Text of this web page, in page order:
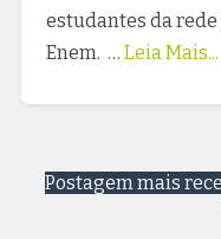
estudantes da
Enem. … Leia Mais...
Postagem mais